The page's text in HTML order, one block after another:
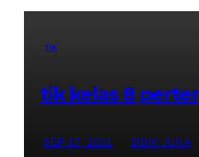
TIK
tik kelas 8
SEP 17, 2021 SIDIK JUNA